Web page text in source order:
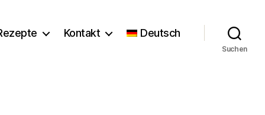
Kontakt Deutsch
Suchen